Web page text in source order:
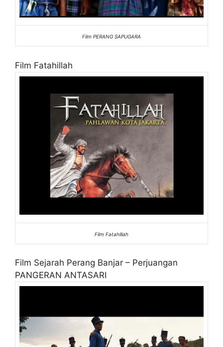
Film PERANG SAPUGARA
Film Fatahillah
Film Fatahillah
Film Sejarah Perang Banjar – Perjuangan
PANGERAN ANTASARI